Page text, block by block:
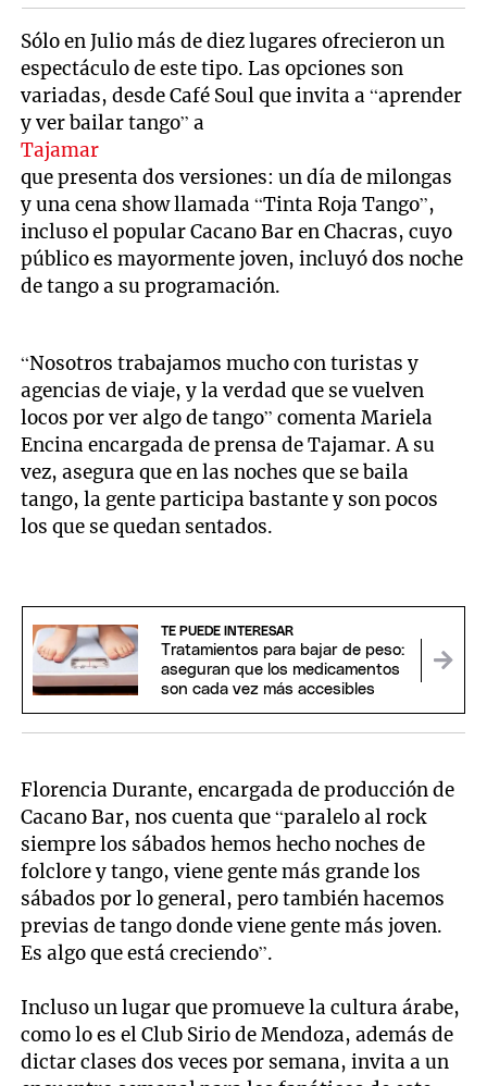
Sólo en Julio más de diez lugares ofrecieron un
espectáculo de este tipo. Las opciones son
variadas, desde Café Soul que invita a “aprender
y ver bailar tango” a
Tajamar
que presenta dos versiones: un día de milongas
y una cena show llamada “Tinta Roja Tango”,
incluso el popular Cacano Bar en Chacras, cuyo
público es mayormente joven, incluyó dos noche
de tango a su programación.
“Nosotros trabajamos mucho con turistas y
agencias de viaje, y la verdad que se vuelven
locos por ver algo de tango” comenta Mariela
Encina encargada de prensa de Tajamar. A su
vez, asegura que en las noches que se baila
tango, la gente participa bastante y son pocos
los que se quedan sentados.
TE PUEDE INTERESAR
Tratamientos para bajar de peso:
aseguran que los medicamentos
son cada vez más accesibles
Florencia Durante, encargada de producción de
Cacano Bar, nos cuenta que “paralelo al rock
siempre los sábados hemos hecho noches de
folclore y tango, viene gente más grande los
sábados por lo general, pero también hacemos
previas de tango donde viene gente más joven.
Es algo que está creciendo”.
Incluso un lugar que promueve la cultura árabe,
como lo es el Club Sirio de Mendoza, además de
dictar clases dos veces por semana, invita a un